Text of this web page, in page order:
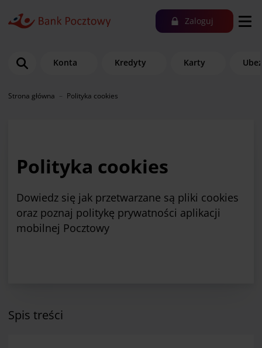
Zaloguj
Konta Kredyty Karty
Strona główna Polityka cookies
Polityka cookies
Dowiedz się jak przetwarzane są pliki cookies
oraz poznaj politykę prywatności aplikacji
mobilnej Pocztowy
Spis treści